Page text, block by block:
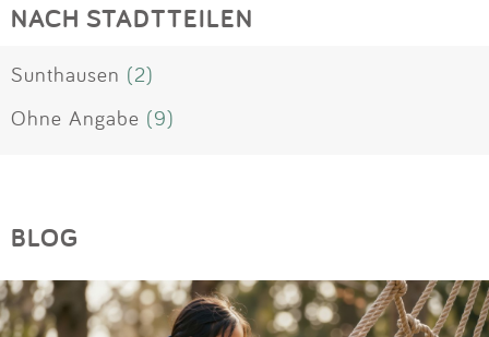
NACH STADTTEILEN
Sunthausen (2)
Ohne Angabe (9)
BLOG